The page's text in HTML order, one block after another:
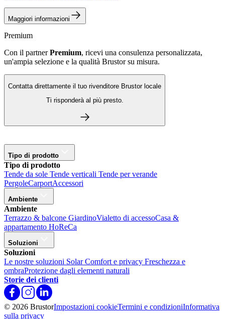
Ti risponderà al più presto.
Tipo di prodotto
Tipo di prodotto
Tende da soleTende verticaliTende per verande
Terrazzo & balconeGiardinoVialetto di accessoCasa &
Soluzioni
Soluzioni
Le nostre soluzioni Solar Comfort e privacy
Freschezza e
ombraProtezione dagli elementi naturali
Storie dei clienti
© 2026 BrustorImpostazioni cookieTermini e condizioni
sulla privacy